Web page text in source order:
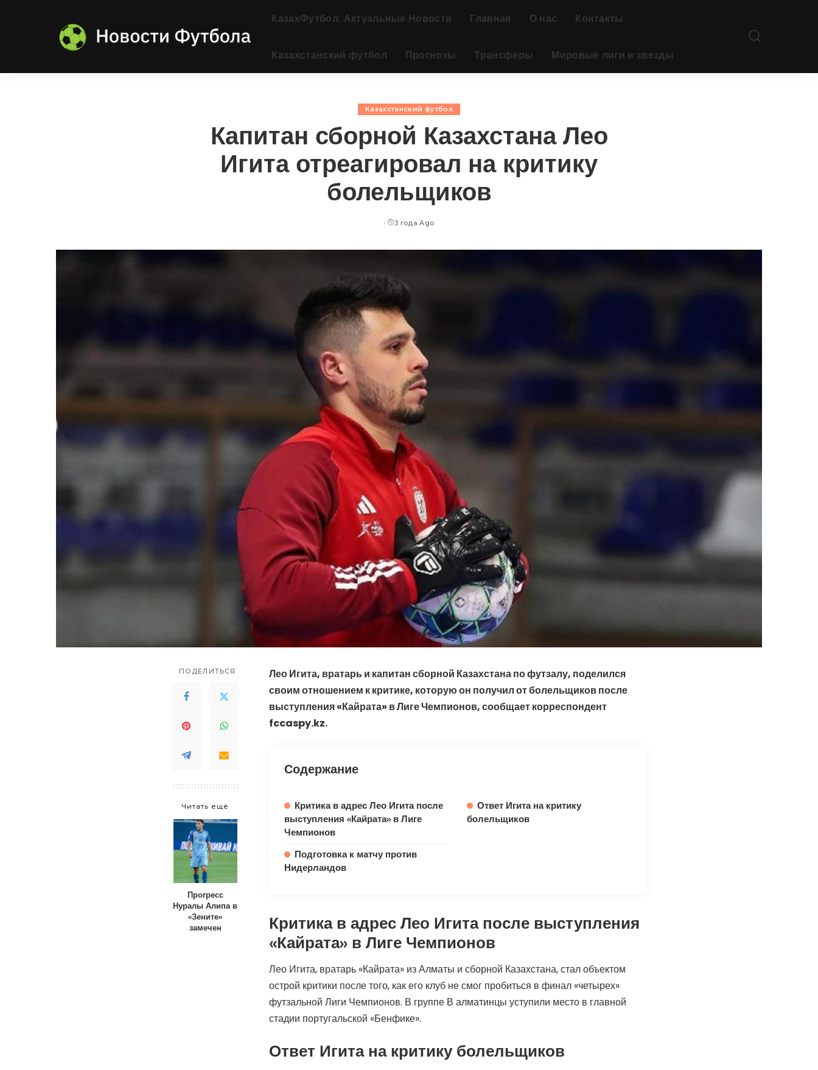
КазахФутбол: Актуальные Новости Главная О нас Контакты
Казахстанский футбол Прогнозы Трансферы Мировые лиги и звезды
Казахстанский футбол
Капитан сборной Казахстана Лео
Игита отреагировал на критику
болельщиков
Posted
3 года Ago
ПОДЕЛИТЬСЯ
Читать ещё
Прогресс
Нуралы Алипа в
«Зените»
замечен
Лео Игита, вратарь и капитан сборной Казахстана по футзалу, поделился
своим отношением к критике, которую он получил от болельщиков после
выступления «Кайрата» в Лиге Чемпионов, сообщает корреспондент
fccaspy.kz.
Содержание
Критика в адрес Лео Игита после
выступления «Кайрата» в Лиге
Чемпионов
Ответ Игита на критику
болельщиков
Подготовка к матчу против
Нидерландов
Критика в адрес Лео Игита после выступления
«Кайрата» в Лиге Чемпионов
Лео Игита, вратарь «Кайрата» из Алматы и сборной Казахстана, стал объектом
острой критики после того, как его клуб не смог пробиться в финал «четырех»
футзальной Лиги Чемпионов. В группе В алматинцы уступили место в главной
стадии португальской «Бенфике».
Ответ Игита на критику болельщиков